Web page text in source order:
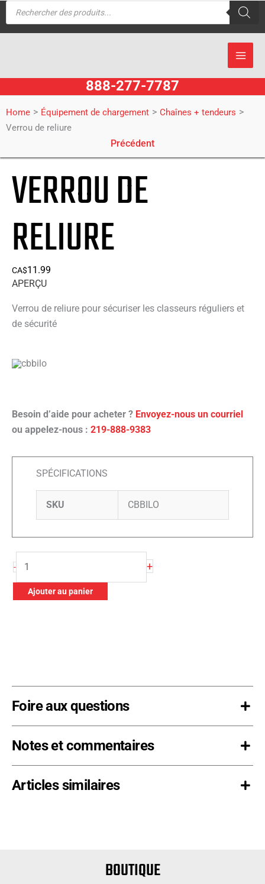
Aller
au
Recherche
888-277-7787
Home > Équipement de chargement > Chaînes + tendeurs >
Verrou de reliure
Précédent
VERROU DE
RELIURE
CA$11.99
APERÇU
Verrou de reliure pour sécuriser les classeurs réguliers et
de sécurité
Besoin d’aide pour acheter ? Envoyez-nous un courriel
ou appelez-nous : 219-888-9383
SPÉCIFICATIONS
SKU CBBILO
-
de
Verrou
+
Ajouter au panier
Foire aux questions
Notes et commentaires
Articles similaires
BOUTIQUE